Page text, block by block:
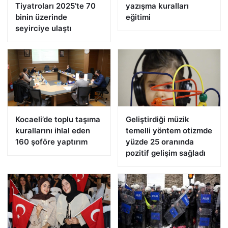
Tiyatroları 2025’te 70
binin üzerinde
seyirciye ulaştı
yazışma kuralları
eğitimi
Kocaeli’de toplu taşıma
kurallarını ihlal eden
160 şoföre yaptırım
Geliştirdiği müzik
temelli yöntem otizmde
yüzde 25 oranında
pozitif gelişim sağladı